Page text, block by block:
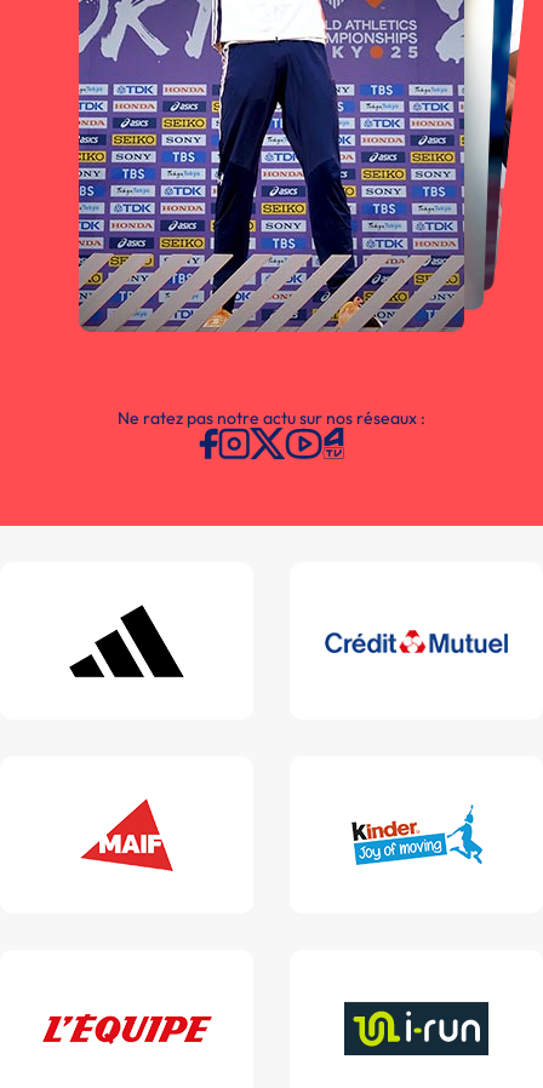
Ne ratez pas notre actu sur nos réseaux :